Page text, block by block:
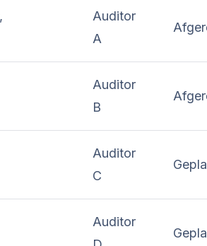
Auditor
A
Auditor
B
Auditor
C
Auditor